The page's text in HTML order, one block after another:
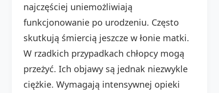
najczęściej uniemożliwiają
funkcjonowanie po urodzeniu. Często
skutkują śmiercią jeszcze w łonie matki.
W rzadkich przypadkach chłopcy mogą
przeżyć. Ich objawy są jednak niezwykle
ciężkie. Wymagają intensywnej opieki